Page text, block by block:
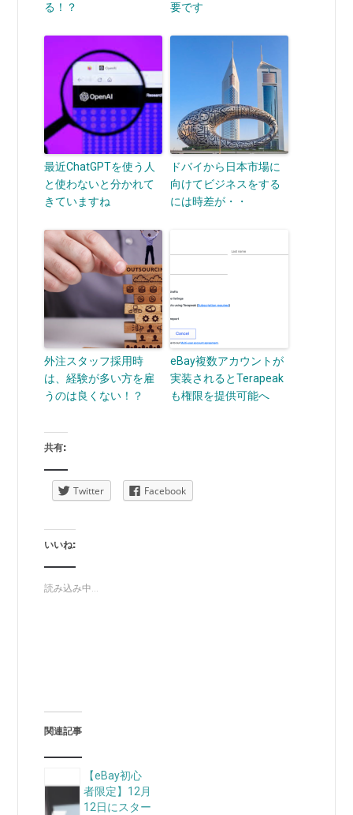
る！？
要です
最近ChatGPTを使う人
と使わないと分かれて
きていますね
ドバイから日本市場に
向けてビジネスをする
には時差が・・
外注スタッフ採用時
は、経験が多い方を雇
うのは良くない！？
eBay複数アカウントが
実装されるとTerapeak
も権限を提供可能へ
共有:
Twitter Facebook
いいね:
読み込み中...
関連記事
【eBay初心
者限定】12月
12日にスター